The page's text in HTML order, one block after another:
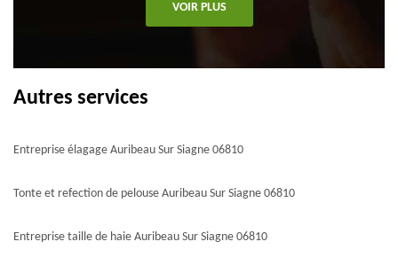
VOIR PLUS
Autres services
Entreprise élagage Auribeau Sur Siagne 06810
Tonte et refection de pelouse Auribeau Sur Siagne 06810
Entreprise taille de haie Auribeau Sur Siagne 06810